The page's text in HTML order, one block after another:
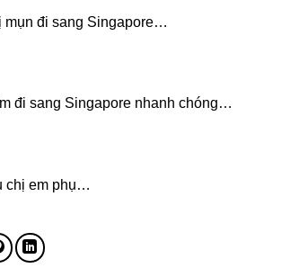
mụn đi sang Singapore…
đi sang Singapore nhanh chóng…
chị em phụ…